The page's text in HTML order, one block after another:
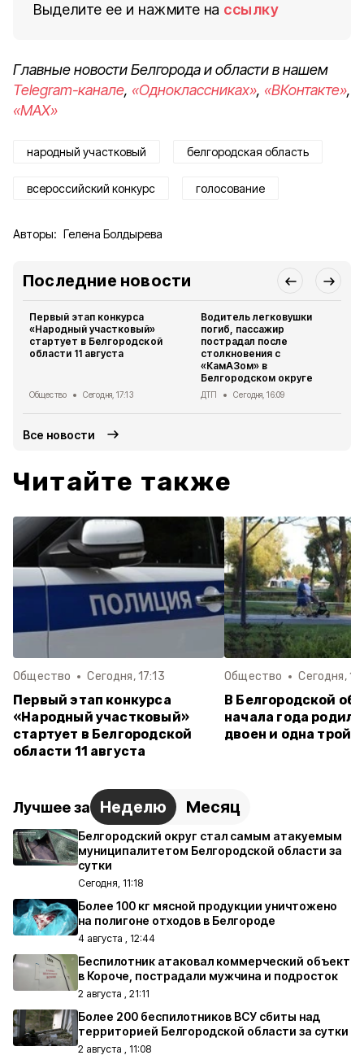
Выделите ее и нажмите на ссылку
Главные новости Белгорода и области в нашем
Telegram-канале, «Одноклассниках», «ВКонтакте»,
«MAX»
народный участковый белгородская область
всероссийский конкурс голосование
Авторы: Гелена Болдырева
Последние новости
Первый этап конкурса
«Народный участковый»
стартует в Белгородской
области 11 августа
Общество Сегодня, 17:13
Водитель легковушки
погиб, пассажир
пострадал после
столкновения с
«КамАЗом» в
Белгородском округе
ДТП Сегодня, 16:09
Все новости
Читайте также
Общество Сегодня, 17:13
Первый этап конкурса
«Народный участковый»
стартует в Белгородской
области 11 августа
Общество Сегодня,
В Белгородской
начала года
двоен и одна
Лучшее за Неделю Месяц
Белгородский округ стал самым атакуемым
муниципалитетом Белгородской области за
сутки
Сегодня, 11:18
Более 100 кг мясной продукции уничтожено
на полигоне отходов в Белгороде
4 августа , 12:44
Беспилотник атаковал коммерческий объект
в Короче, пострадали мужчина и подросток
2 августа , 21:11
Более 200 беспилотников ВСУ сбиты над
территорией Белгородской области за сутки
2 августа , 11:08